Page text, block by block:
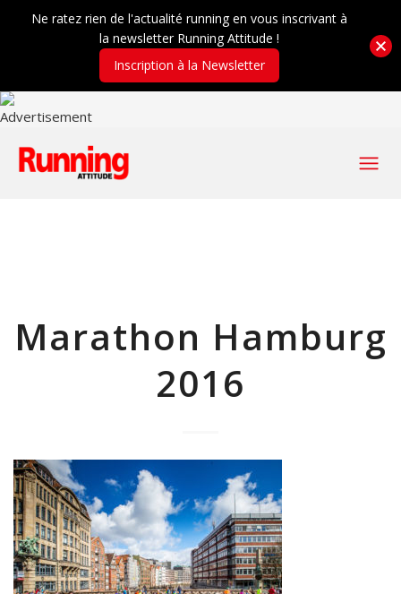
Marathon Hamburg
2016
Ne ratez rien de l'actualité running en vous inscrivant à
la newsletter Running Attitude !
Inscription à la Newsletter